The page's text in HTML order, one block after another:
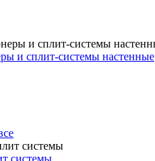
и сплит-системы настенные
системы